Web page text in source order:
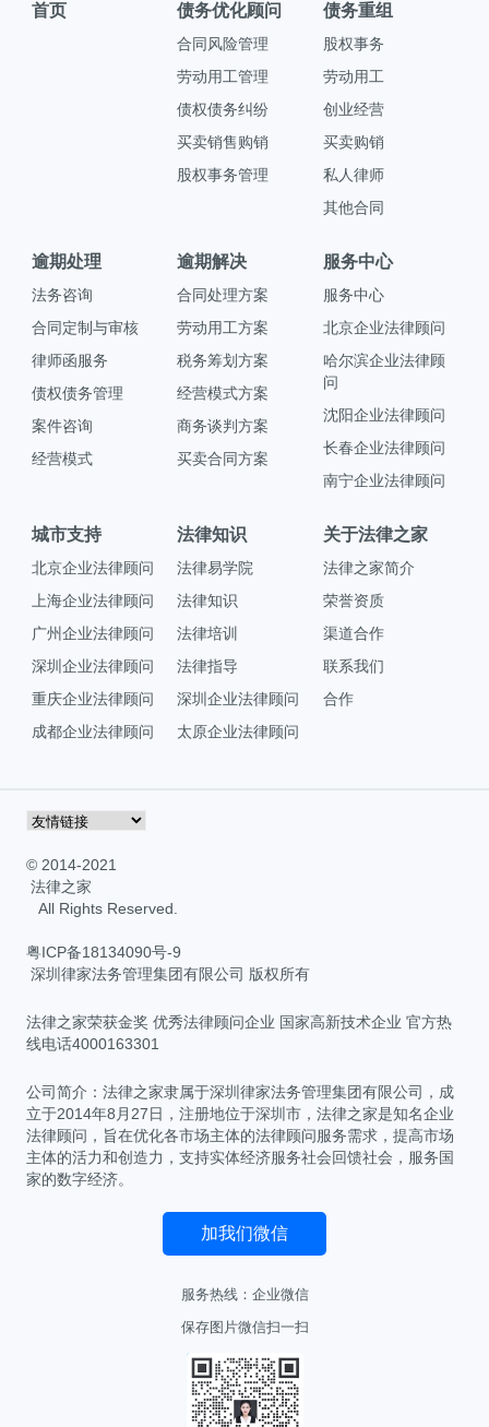
首页 债务优化顾问
合同风险管理
劳动用工管理
债权债务纠纷
买卖销售购销
股权事务管理
债务重组
股权事务
劳动用工
创业经营
买卖购销
私人律师
其他合同
逾期处理
法务咨询
合同定制与审核
律师函服务
债权债务管理
案件咨询
经营模式
逾期解决
合同处理方案
劳动用工方案
税务筹划方案
经营模式方案
商务谈判方案
买卖合同方案
服务中心
服务中心
北京企业法律顾问
哈尔滨企业法律顾
问
沈阳企业法律顾问
长春企业法律顾问
南宁企业法律顾问
城市支持
北京企业法律顾问
上海企业法律顾问
广州企业法律顾问
深圳企业法律顾问
重庆企业法律顾问
成都企业法律顾问
法律知识
法律易学院
法律知识
法律培训
法律指导
深圳企业法律顾问
太原企业法律顾问
关于法律之家
法律之家简介
荣誉资质
渠道合作
联系我们
合作
© 2014-2021
法律之家
All Rights Reserved.
粤ICP备18134090号-9
深圳律家法务管理集团有限公司 版权所有
法律之家荣获金奖 优秀法律顾问企业 国家高新技术企业 官方热
线电话4000163301
公司简介：法律之家隶属于深圳律家法务管理集团有限公司，成
立于2014年8月27日，注册地位于深圳市，法律之家是知名企业
法律顾问，旨在优化各市场主体的法律顾问服务需求，提高市场
主体的活力和创造力，支持实体经济服务社会回馈社会，服务国
家的数字经济。
加我们微信
服务热线： 企业微信
保存图片微信扫一扫